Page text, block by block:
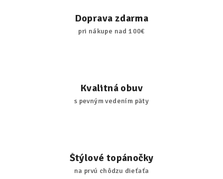
Doprava zdarma
pri nákupe nad 100€
Kvalitná obuv
s pevným vedením päty
Štýlové topánočky
na prvú chôdzu dieťaťa